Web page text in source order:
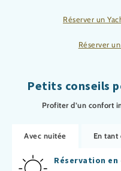
Réserver un
Réserver
Petits conseils
Profiter d’un confort
Avec nuitée En tant
Réservation en